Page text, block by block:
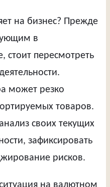
на бизнес? Прежде
в
стоит пересмотреть
может резко
товаров.
своих текущих
зафиксировать
рисков.
на валютном